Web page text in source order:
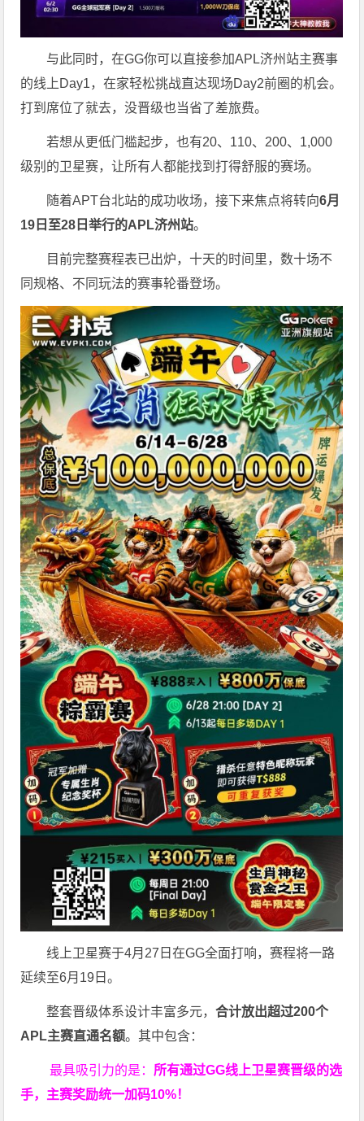
与此同时，在GG你可以直接参加APL济州站主赛事
的线上Day1，在家轻松挑战直达现场Day2前圈的机会。
打到席位了就去，没晋级也当省了差旅费。
若想从更低门槛起步，也有20、110、200、1,000
级别的卫星赛，让所有人都能找到打得舒服的赛场。
随着APT台北站的成功收场，接下来焦点将转向6月
19 日至28 日举行的APL济州站。
目前完整赛程表已出炉，十天的时间里，数十场不
同规格、不同玩法的赛事轮番登场。
线上卫星赛于4月27日在GG全面打响，赛程将一路
延续至6月19日。
整套晋级体系设计丰富多元，合计放出超过200个
APL主赛直通名额。其中包含：
最具吸引力的是： 所有通过GG线上卫星赛晋级的选
手，主赛奖励统一加码10%！